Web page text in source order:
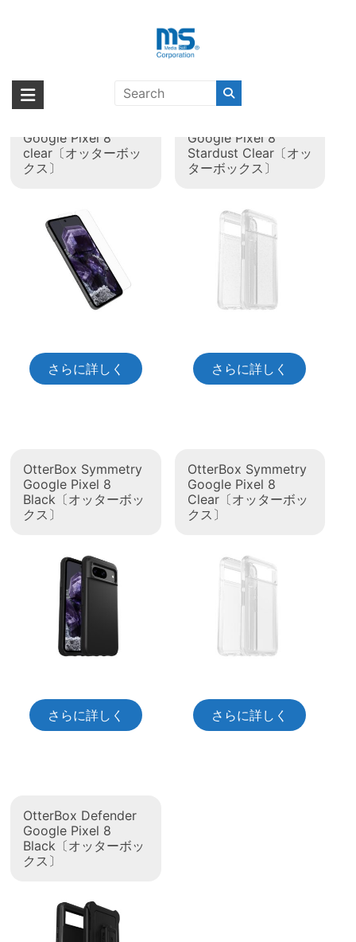
海外輸入ブランド商品｜株式会社
海外事業部が取り揃えている海外輸入商品には、日本では珍しい「海外ブ
ランド」をはじめ「ユニークな商品」「機能的な商品」「コストパフォー
タグ:
Google Pixel 8
clear〔オッターボッ
クス〕
さらに詳しく
Google Pixel 8
Stardust Clear〔オッ
ターボックス〕
さらに詳しく
OtterBox Symmetry
Google Pixel 8
Black〔オッターボッ
クス〕
さらに詳しく
OtterBox Symmetry
Google Pixel 8
Clear〔オッターボッ
クス〕
さらに詳しく
OtterBox Defender
Google Pixel 8
Black〔オッターボッ
クス〕